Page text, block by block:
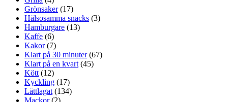
Grönsaker(17)
Hälsosamma snacks (3)
Hamburgare (13)
Kaffe (6)
Kakor(7)
Klart på 30 minuter(67)
Klart på en kvart(45)
Kött(12)
Kyckling (17)
Lättlagat(134)